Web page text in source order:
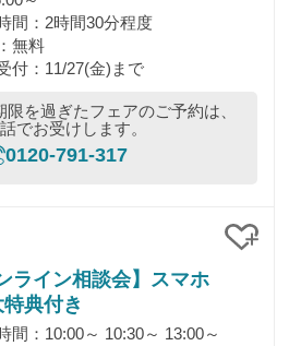
間：2時間30分程度
無料
付：11/27(金)まで
を過ぎたフェアのご予約は、
でお受けします。
0120-791-317
ライン相談会】スマホ
典付き
間：10:00～ 10:30～ 13:00～